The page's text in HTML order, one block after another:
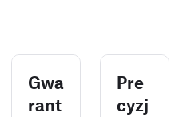
Gwa
rant
Pre
cyzj